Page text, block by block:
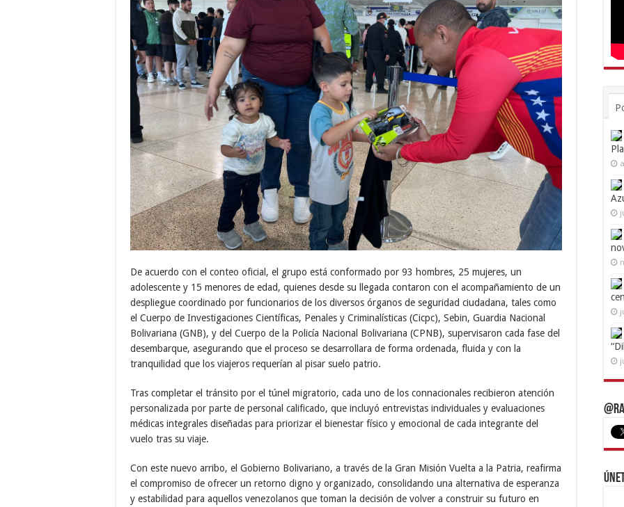
De acuerdo con el conteo oficial, el grupo está conformado por 93 hombres, 25 mujeres, un
adolescente y 15 menores de edad, quienes desde su llegada contaron con el acompañamiento de un
despliegue coordinado por funcionarios de los diversos órganos de seguridad ciudadana, tales como
el Cuerpo de Investigaciones Científicas, Penales y Criminalísticas (Cicpc), Sebin, Guardia Nacional
Bolivariana (GNB), y del Cuerpo de la Policía Nacional Bolivariana (CPNB), supervisaron cada fase del
desembarque, asegurando que el proceso se desarrollara de forma ordenada, fluida y con la
tranquilidad que los viajeros requerían al pisar suelo patrio.
Tras completar el tránsito por el túnel migratorio, cada uno de los connacionales recibieron atención
personalizada por parte de personal calificado, que incluyó entrevistas individuales y evaluaciones
médicas integrales diseñadas para priorizar el bienestar físico y emocional de cada integrante del
vuelo tras su viaje.
Con este nuevo arribo, el Gobierno Bolivariano, a través de la Gran Misión Vuelta a la Patria, reafirma
el compromiso de ofrecer un retorno digno y organizado, consolidando una alternativa de esperanza
y estabilidad para aquellos venezolanos que toman la decisión de volver a construir su futuro en